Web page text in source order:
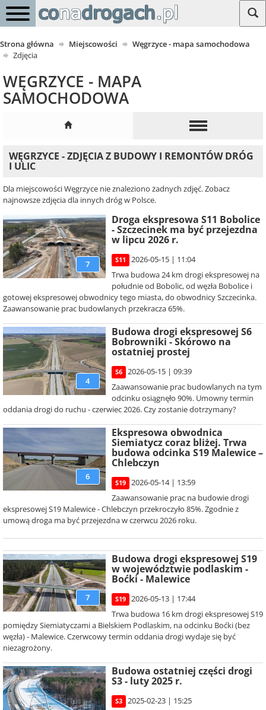
Strona główna Miejscowości
Węgrzyce - mapa samochodowa
Zdjęcia
WĘGRZYCE - MAPA
SAMOCHODOWA
WĘGRZYCE - ZDJĘCIA Z BUDOWY I REMONTÓW DRÓG
I ULIC
Dla miejscowości Węgrzyce nie znaleziono żadnych zdjęć. Zobacz
najnowsze zdjęcia dla innych dróg w Polsce.
7
Droga ekspresowa S11 Bobolice
- Szczecinek ma być przejezdna
w lipcu 2026 r.
S11
2026-05-15 | 11:04
Trwa budowa 24 km drogi ekspresowej na
południe od Bobolic, od węzła Bobolice i
gotowej ekspresowej obwodnicy tego miasta, do obwodnicy Szczecinka.
Zaawansowanie prac budowlanych przekracza 65%.
4
Budowa drogi ekspresowej S6
Bobrowniki - Skórowo na
ostatniej prostej
S6
2026-05-15 | 09:39
Zaawansowanie prac budowlanych na tym
odcinku osiągnęło 90%. Umowny termin
oddania drogi do ruchu - czerwiec 2026. Czy zostanie dotrzymany?
6
Ekspresowa obwodnica
Siemiatycz coraz bliżej. Trwa
budowa odcinka S19 Malewice –
Chlebczyn
S19
2026-05-14 | 13:59
Zaawansowanie prac na budowie drogi
ekspresowej S19 Malewice - Chlebczyn przekroczyło 85%. Zgodnie z
umową droga ma być przejezdna w czerwcu 2026 roku.
7
Budowa drogi ekspresowej S19
w województwie podlaskim -
Boćki - Malewice
S19
2026-05-13 | 17:44
Trwa budowa 16 km drogi ekspresowej S19
pomiędzy Siemiatyczami a Bielskiem Podlaskim, na odcinku Boćki (bez
węzła) - Malewice. Czerwcowy termin oddania drogi wydaje się być
niezagrożony.
Budowa ostatniej części drogi
S3 - luty 2025 r.
S3
2025-02-23 | 15:25